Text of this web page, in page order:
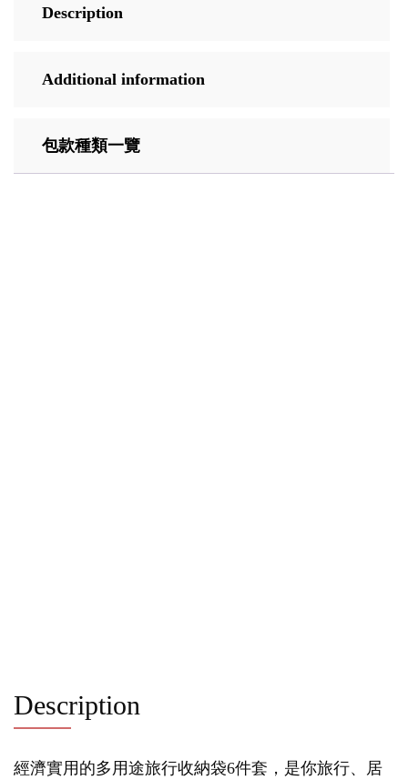
Description
Additional information
包款種類一覽
Description
經濟實用的多用途旅行收納袋6件套，是你旅行、居